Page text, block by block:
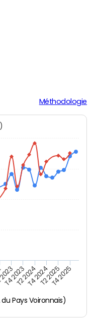
Méthodologie
Pays Voironnais)
T4 2023T2 2024T4 2024T2 2025T4 2025